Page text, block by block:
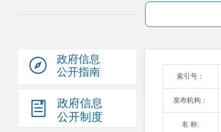
政府信息
公开指南
政府信息
公开制度
索引号：
发布机构：
名 称: